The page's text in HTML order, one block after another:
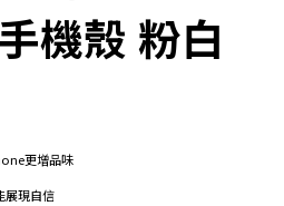
機殼 粉白
更增品味
展現自信